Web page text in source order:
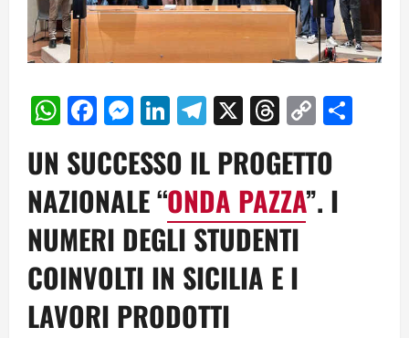
WhatsApp
Facebook
Messenger
LinkedIn
Telegram
X Threads
Copy
UN SUCCESSO IL PROGETTO
NAZIONALE “ONDA PAZZA”. I
NUMERI DEGLI STUDENTI
COINVOLTI IN SICILIA E I
LAVORI PRODOTTI